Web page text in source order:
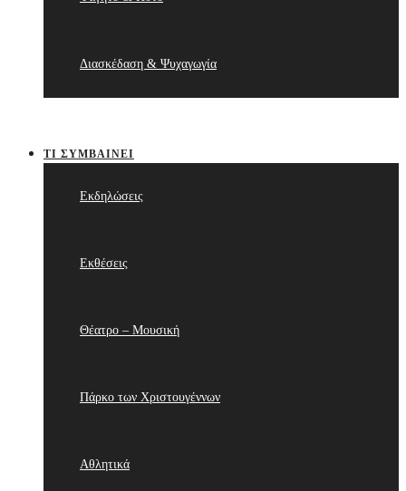
Διασκέδαση & Ψυχαγωγία
ΤΙ ΣΥΜΒΑΊΝΕΙ
Εκδηλώσεις
Εκθέσεις
Θέατρο – Μουσική
Πάρκο των Χριστουγέννων
Αθλητικά